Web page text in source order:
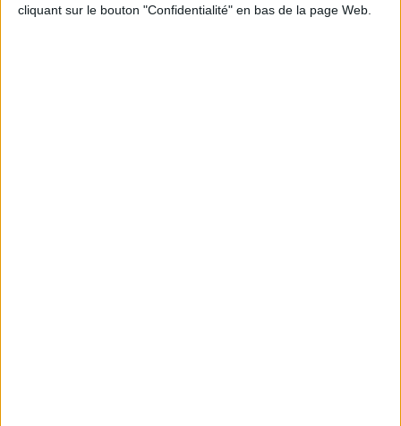
cliquant sur le bouton "Confidentialité" en bas de la page Web.